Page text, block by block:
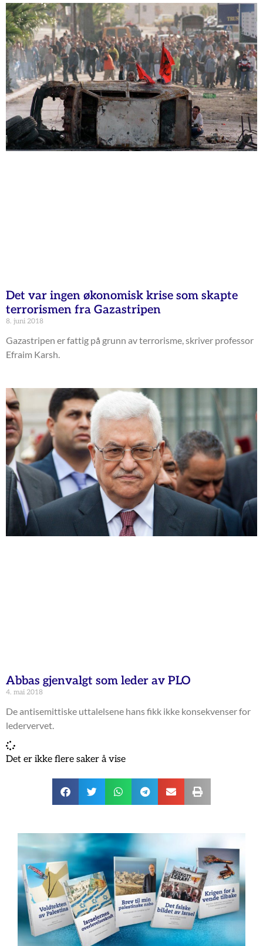
Det var ingen økonomisk krise som skapte
terrorismen fra Gazastripen
8. juni 2018
Gazastripen er fattig på grunn av terrorisme, skriver professor
Efraim Karsh.
Abbas gjenvalgt som leder av PLO
4. mai 2018
De antisemittiske uttalelsene hans fikk ikke konsekvenser for
ledervervet.
Det er ikke flere saker å vise